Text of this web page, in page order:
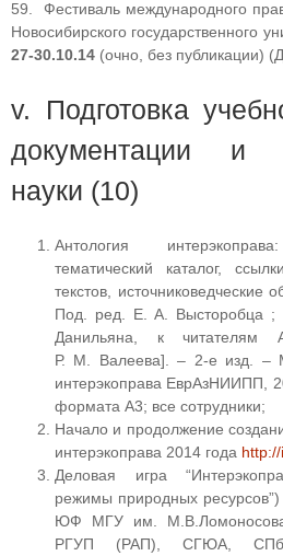
59. Фестиваль международного
Новосибирского государственного
27-30.10.14 (очно, без публикации)
v. Подготовка
документации и
науки (10)
Антология
тематический каталог,
текстов, источниковедческие
Под. ред. Е. А. Высторобца ;
Данильяна, к
Р. М. Валеева]. – 2-е изд.
интерэкоправа ЕврАзНИИПП,
формата А3; все сотрудники;
Начало и продолжение
интерэкоправа 2014 года
Деловая игра
режимы природных
ЮФ МГУ им.
РГУП (РАП), СГЮА,